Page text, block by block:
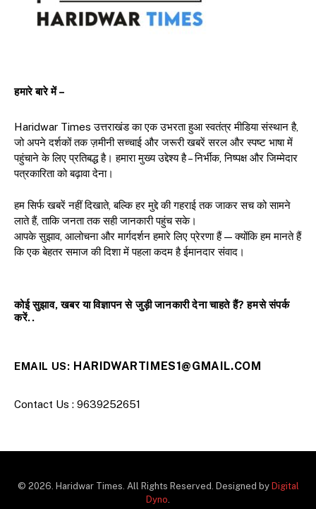
हमारे बारे में –
Haridwar Times उत्तराखंड का एक उभरता हुआ स्वतंत्र मीडिया संस्थान है,
जो अपने दर्शकों तक ज़मीनी सच्चाई और जरूरी खबरें सरल और स्पष्ट भाषा में
पहुंचाने के लिए प्रतिबद्ध है। हमारा मुख्य उद्देश्य है – निर्भीक, निष्पक्ष और जिम्मेदार
पत्रकारिता को बढ़ावा देना।
हम सिर्फ खबरें नहीं दिखाते, बल्कि हर मुद्दे की गहराई तक जाकर सच को सामने
लाते हैं, ताकि जनता तक सही जानकारी पहुंच सके।
आपके सुझाव, आलोचना और मार्गदर्शन हमारे लिए प्रेरणा हैं — क्योंकि हम मानते हैं
कि एक बेहतर समाज की दिशा में पहला कदम है ईमानदार संवाद।
कोई सुझाव, खबर या विज्ञापन से जुड़ी जानकारी देना चाहते हैं? हमसे संपर्क
करें..
EMAIL US: HARIDWARTIMES1@GMAIL.COM
Contact Us : 9639252651
© 2026. Haridwar Times. All Rights Reserved. Designed by Digital
Dyno.